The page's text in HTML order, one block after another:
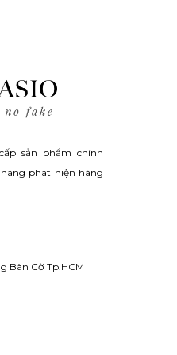
sản phẩm chính
phát hiện hàng
Bàn Cờ Tp.HCM